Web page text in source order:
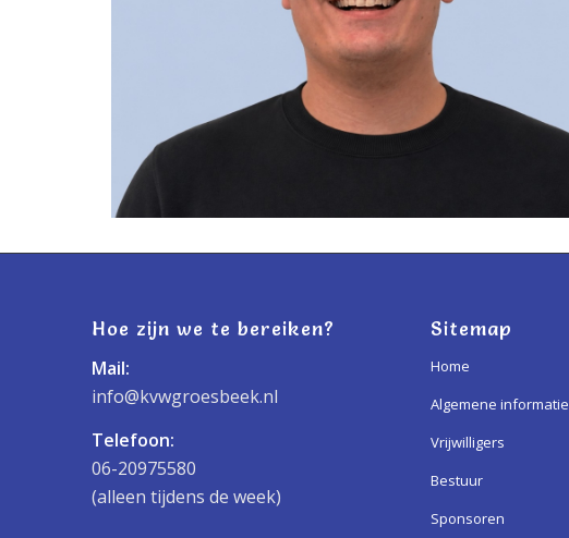
Hoe zijn we te bereiken?
Mail:
info@kvwgroesbeek.nl
Telefoon:
06-20975580
(alleen tijdens de week)
Sitemap
Home
Algemene informatie
Vrijwilligers
Bestuur
Sponsoren